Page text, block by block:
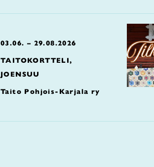
03.06. – 29.08.2026
TAITOKORTTELI,
JOENSUU
Taito Pohjois-Karjala ry